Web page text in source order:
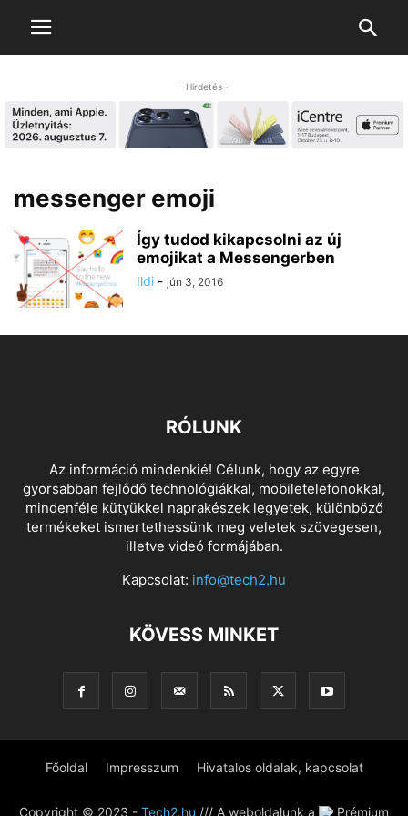
- Hirdetés -
messenger emoji
Így tudod kikapcsolni az új
emojikat a Messengerben
Ildi - jún 3, 2016
RÓLUNK
Az információ mindenkié! Célunk, hogy az egyre
gyorsabban fejlődő technológiákkal, mobiletelefonokkal,
mindenféle kütyükkel naprakészek legyetek, különböző
termékeket ismertethessünk meg veletek szövegesen,
illetve videó formájában.
Kapcsolat: info@tech2.hu
KÖVESS MINKET
Főoldal Impresszum Hivatalos oldalak, kapcsolat
Copyright © 2023 - Tech2.hu /// A weboldalunk a Prémium